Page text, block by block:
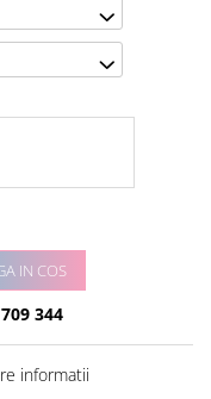
IN COS
344
informatii